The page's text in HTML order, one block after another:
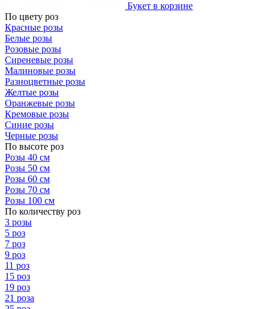
Букет в корзине
По цвету роз
Красные розы
Белые розы
Розовые розы
Сиреневые розы
Малиновые розы
Разноцветные розы
Желтые розы
Оранжевые розы
Кремовые розы
Синие розы
Черные розы
По высоте роз
Розы 40 см
Розы 50 см
Розы 60 см
Розы 70 см
Розы 100 см
По количеству роз
3 розы
5 роз
7 роз
9 роз
11 роз
15 роз
19 роз
21 роза